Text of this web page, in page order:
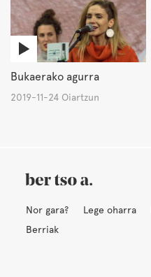
Bukaerako agurra
2019-11-24 Oiartzun
Nor gara? Lege oharra
Berriak